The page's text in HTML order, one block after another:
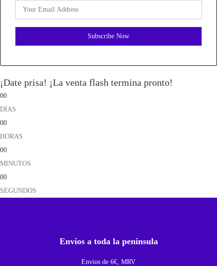
¡Date prisa! ¡La venta flash termina pronto!
00
DÍAS
00
HORAS
00
MINUTOS
00
SEGUNDOS
Envios a toda la peninsula
Envios de 6€, MRV